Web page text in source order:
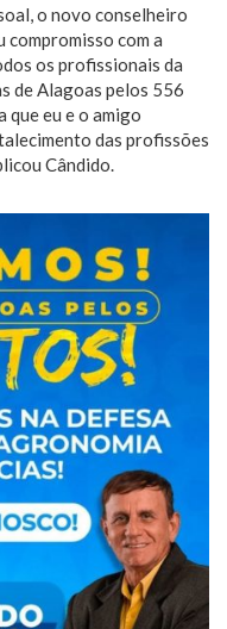
o novo conselheiro
com a
os profissionais da
de Alagoas pelos 556
que eu e o amigo
das profissões
Cândido.